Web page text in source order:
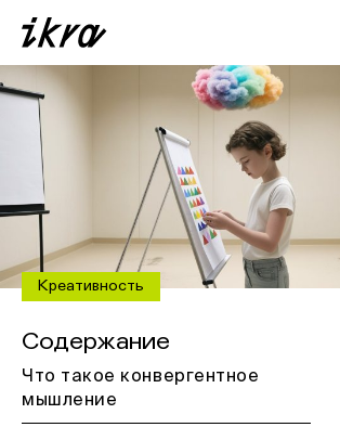
Познакомиться с ИКРОЙ
Статьи
Кейсы
О нас
Креативность
Содержание
Что такое конвергентное
мышление